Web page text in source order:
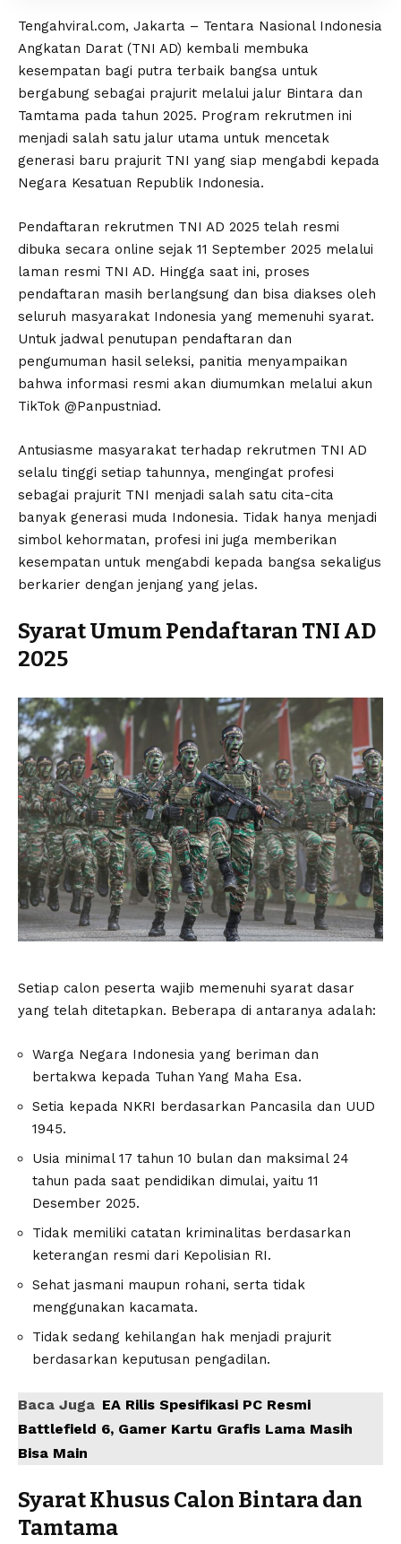
Tengahviral.com, Jakarta – Tentara Nasional Indonesia
Angkatan Darat (TNI AD) kembali membuka
kesempatan bagi putra terbaik bangsa untuk
bergabung sebagai prajurit melalui jalur Bintara dan
Tamtama pada tahun 2025. Program rekrutmen ini
menjadi salah satu jalur utama untuk mencetak
generasi baru prajurit TNI yang siap mengabdi kepada
Negara Kesatuan Republik Indonesia.
Pendaftaran rekrutmen TNI AD 2025 telah resmi
dibuka secara online sejak 11 September 2025 melalui
laman resmi TNI AD. Hingga saat ini, proses
pendaftaran masih berlangsung dan bisa diakses oleh
seluruh masyarakat Indonesia yang memenuhi syarat.
Untuk jadwal penutupan pendaftaran dan
pengumuman hasil seleksi, panitia menyampaikan
bahwa informasi resmi akan diumumkan melalui akun
TikTok @Panpustniad.
Antusiasme masyarakat terhadap rekrutmen TNI AD
selalu tinggi setiap tahunnya, mengingat profesi
sebagai prajurit TNI menjadi salah satu cita-cita
banyak generasi muda Indonesia. Tidak hanya menjadi
simbol kehormatan, profesi ini juga memberikan
kesempatan untuk mengabdi kepada bangsa sekaligus
berkarier dengan jenjang yang jelas.
Syarat Umum Pendaftaran TNI AD
2025
Setiap calon peserta wajib memenuhi syarat dasar
yang telah ditetapkan. Beberapa di antaranya adalah:
Warga Negara Indonesia yang beriman dan
bertakwa kepada Tuhan Yang Maha Esa.
Setia kepada NKRI berdasarkan Pancasila dan UUD
1945.
Usia minimal 17 tahun 10 bulan dan maksimal 24
tahun pada saat pendidikan dimulai, yaitu 11
Desember 2025.
Tidak memiliki catatan kriminalitas berdasarkan
keterangan resmi dari Kepolisian RI.
Sehat jasmani maupun rohani, serta tidak
menggunakan kacamata.
Tidak sedang kehilangan hak menjadi prajurit
berdasarkan keputusan pengadilan.
Baca Juga EA Rilis Spesifikasi PC Resmi
Battlefield 6, Gamer Kartu Grafis Lama Masih
Bisa Main
Syarat Khusus Calon Bintara dan
Tamtama